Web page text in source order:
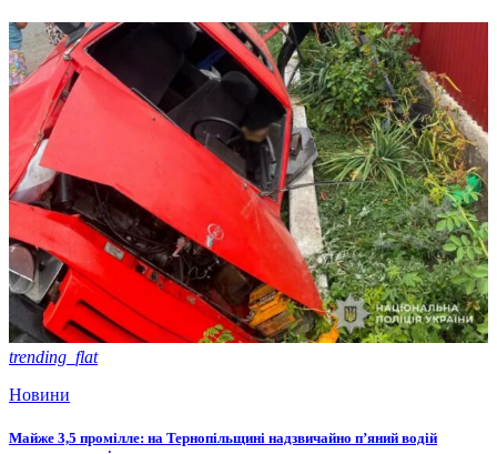
trending_flat
Новини
Майже 3,5 промілле: на Тернопільщині надзвичайно п’яний водій